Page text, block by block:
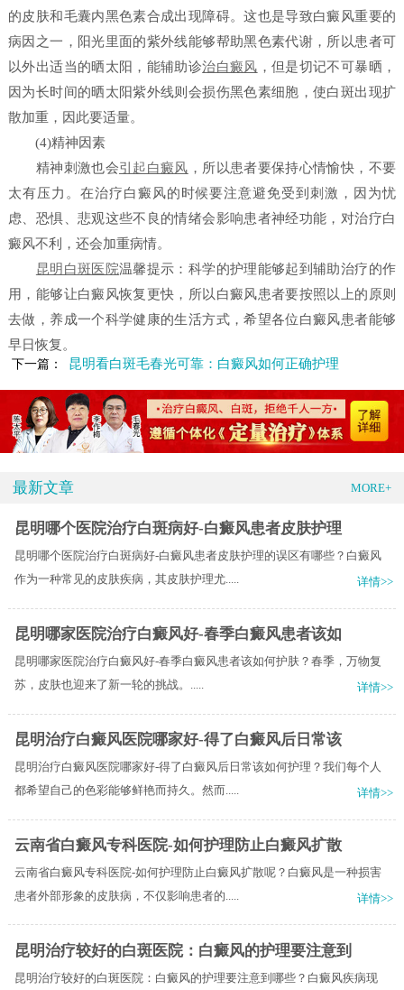
的皮肤和毛囊内黑色素合成出现障碍。这也是导致白癜风重要的
病因之一，阳光里面的紫外线能够帮助黑色素代谢，所以患者可
以外出适当的晒太阳，能辅助诊治白癜风 ，但是切记不可暴晒，
因为长时间的晒太阳紫外线则会损伤黑色素细胞，使白斑出现扩
散加重，因此要适量。
(4)精神因素
精神刺激也会引起白癜风 ，所以患者要保持心情愉快，不要
太有压力。在治疗白癜风的时候要注意避免受到刺激，因为忧
虑、恐惧、悲观这些不良的情绪会影响患者神经功能，对治疗白
癜风不利，还会加重病情。
昆明白斑医院温馨提示：科学的护理能够起到辅助治疗的作
用，能够让白癜风恢复更快，所以白癜风患者要按照以上的原则
去做，养成一个科学健康的生活方式，希望各位白癜风患者能够
早日恢复。
下一篇： 昆明看白斑毛春光可靠：白癜风如何正确护理
最新文章 MORE+
昆明哪个医院治疗白斑病好-白癜风患者皮肤护理
昆明哪个医院治疗白斑病好-白癜风患者皮肤护理的误区有哪些？白癜风
作为一种常见的皮肤疾病，其皮肤护理尤.....
详情>>
昆明哪家医院治疗白癜风好-春季白癜风患者该如
昆明哪家医院治疗白癜风好-春季白癜风患者该如何护肤？​春季，万物复
苏，皮肤也迎来了新一轮的挑战。.....
详情>>
昆明治疗白癜风医院哪家好-得了白癜风后日常该
昆明治疗白癜风医院哪家好-得了白癜风后日常该如何护理？我们每个人
都希望自己的色彩能够鲜艳而持久。然而.....
详情>>
云南省白癜风专科医院-如何护理防止白癜风扩散
云南省白癜风专科医院-如何护理防止白癜风扩散呢？白癜风是一种损害
患者外部形象的皮肤病，不仅影响患者的.....
详情>>
昆明治疗较好的白斑医院：白癜风的护理要注意到
昆明治疗较好的白斑医院：白癜风的护理要注意到哪些？白癜风疾病现